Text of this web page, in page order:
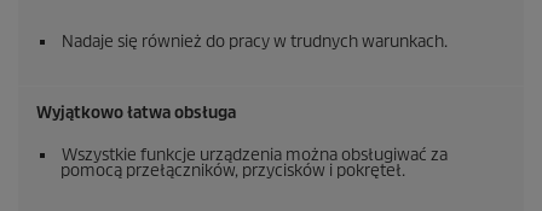
Nadaje się również do pracy w trudnych warunkach.
Wyjątkowo łatwa obsługa
Wszystkie funkcje urządzenia można obsługiwać za
pomocą przełączników, przycisków i pokręteł.